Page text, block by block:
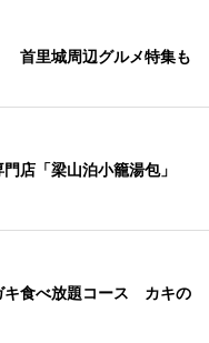
首里城周辺グルメ特集も
門店「梁山泊小籠湯包」
キ食べ放題コース カキの